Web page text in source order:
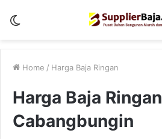
Home / Harga Baja Ringan
Harga Baja Ringan
Cabangbungin